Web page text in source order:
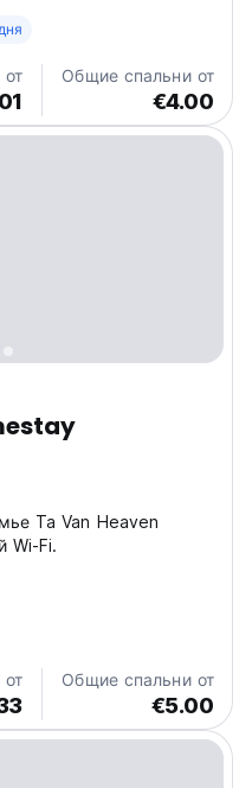
feel like they
and calm...
Общие спальни от
€4.00
Ta Van Heaven
Wi-Fi.
Общие спальни от
€5.00